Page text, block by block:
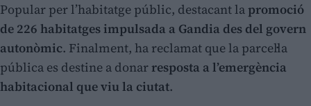
Popular per l’habitatge públic, destacant lapromoció
de 226 habitatges impulsada a Gandia des del govern
autonòmic. Finalment, ha reclamat que la parcel·la
pública es destine a donarresposta a l’emergència
habitacional que viu la ciutat.